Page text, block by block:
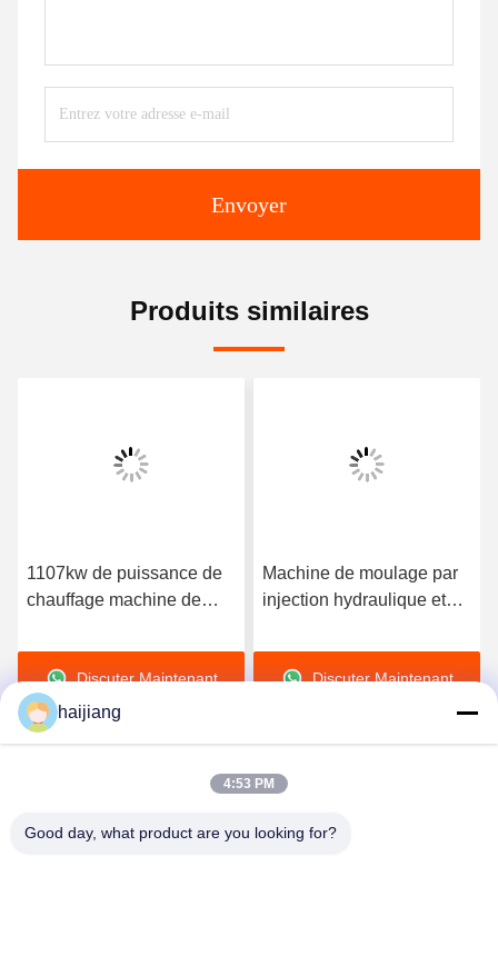
Envoyer
Produits similaires
1107kw de puissance de
chauffage machine de
4000 tonnes spécialisée
dans le moulage en PVC
offrant une construction et
une production robustes
Discuter Maintenant
Machine de moulage par
injection hydraulique et
d'énergie, équipée pour
PC, usage industriel
Discuter Maintenant
Ningbo haijiang machinery manufacturing
haijiang
4:53 PM
Good day, what product are you looking for?